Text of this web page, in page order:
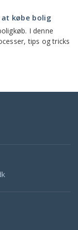
købe bolig
I denne
tips og tricks